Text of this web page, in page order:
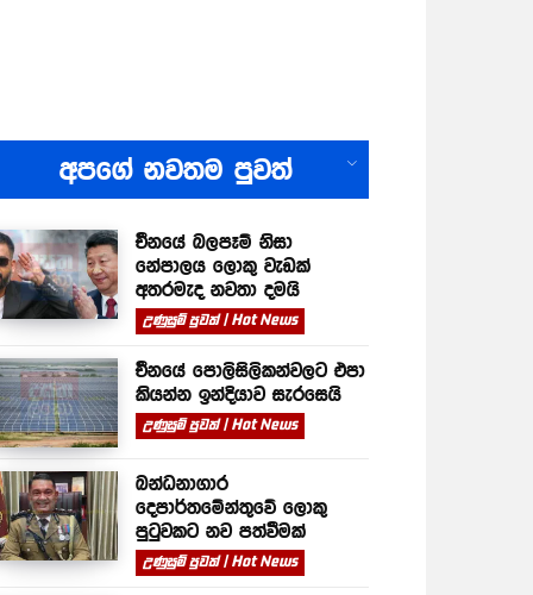
අපගේ නවතම පුවත්
චීනයේ බලපෑම් නිසා
නේපාලය ලොකු වැඩක්
අතරමැද නවතා දමයි
උණුසුම් පුවත් | Hot News
චීනයේ පොලිසිලිකන්වලට එපා
කියන්න ඉන්දියාව සැරසෙයි
උණුසුම් පුවත් | Hot News
බන්ධනාගාර
දෙපාර්තමේන්තුවේ ලොකු
පුටුවකට නව පත්වීමක්
උණුසුම් පුවත් | Hot News